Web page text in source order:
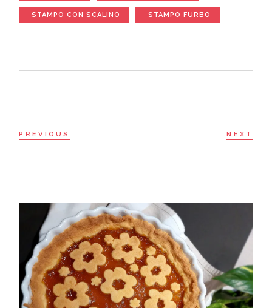
STAMPO CON SCALINO STAMPO FURBO
PREVIOUS NEXT